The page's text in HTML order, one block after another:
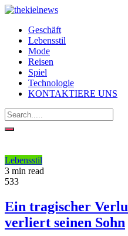
Geschäft
Lebensstil
Mode
Reisen
Spiel
Technologie
KONTAKTIERE UNS
Lebensstil
3 min read
533
Ein tragischer
verliert seinen Sohn